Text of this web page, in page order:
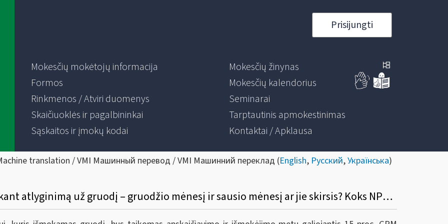
Prisijungti
Mokesčių mokėtojų informacija
Formos
Rinkmenos / Atviri duomenys
Skaičiuoklės ir pagalbininkai
Sąskaitos ir įmokų kodai
Mokesčių žinynas
Mokesčių kalendorius
Seminarai
Tarptautinis apmokestinimas
Kontaktai / Apklausa
translation / VMI Машинный перевод / VMI Машинний переклад (English, Русский,Українська)
28. Kokie GPM tarifai bus taikomi mokant atlyginimą už gruodį – gruodžio mėnesį ir sausio mėnesį ar jie skirsis? Koks NPD bus taikomas?